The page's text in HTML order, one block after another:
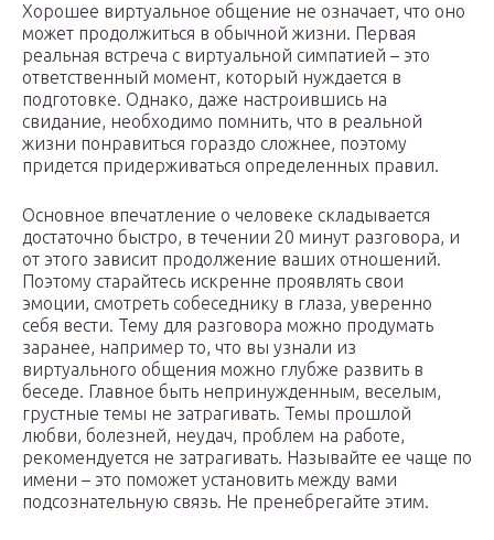
Хорошее виртуальное общение не означает, что оно
может продолжиться в обычной жизни. Первая
реальная встреча с виртуальной симпатией – это
ответственный момент, который нуждается в
подготовке. Однако, даже настроившись на
свидание, необходимо помнить, что в реальной
жизни понравиться гораздо сложнее, поэтому
придется придерживаться определенных правил.
Основное впечатление о человеке складывается
достаточно быстро, в течении 20 минут разговора, и
от этого зависит продолжение ваших отношений.
Поэтому старайтесь искренне проявлять свои
эмоции, смотреть собеседнику в глаза, уверенно
себя вести. Тему для разговора можно продумать
заранее, например то, что вы узнали из
виртуального общения можно глубже развить в
беседе. Главное быть непринужденным, веселым,
грустные темы не затрагивать. Темы прошлой
любви, болезней, неудач, проблем на работе,
рекомендуется не затрагивать. Называйте ее чаще по
имени – это поможет установить между вами
подсознательную связь. Не пренебрегайте этим.